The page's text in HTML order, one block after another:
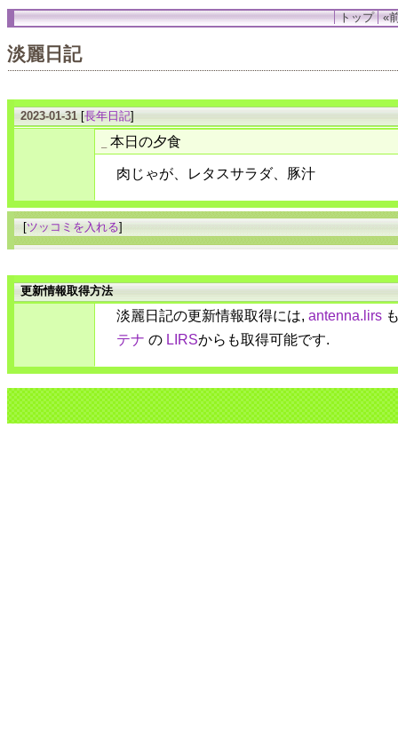
トップ «
淡麗日記
2023-01-31 [長年日記]
本日の夕食
肉じゃが、レタスサラダ、豚汁
[ツッコミを入れる]
更新情報取得方法
淡麗日記の更新情報取得には, antenna.lirs
テナ の LIRSからも取得可能です.